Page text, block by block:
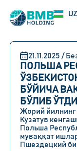
UZ
RU
21.11.2025 /
ПОЛЬША
БЎЙИЧА
БЎЛИБ ЎТДИ
Жорий йилнинг
Кузатув
Польша
муваққат
Пшездецкий